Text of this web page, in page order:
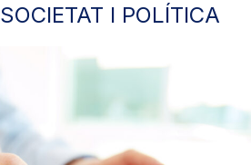
SOCIETAT I POLÍTICA